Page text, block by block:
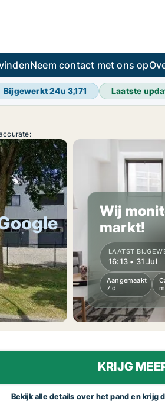
Neem contact met ons op
Bijgewerkt 24u 3,171 Laatste
Wij
markt!
LAATST
16:13 • 31 Jul
Aangemaakt
7 d
KRIJG
Bekijk alle details over het pand en